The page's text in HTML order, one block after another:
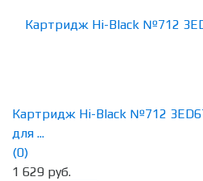
Картридж Hi-Black №712
для ...
(0)
1 629 руб.